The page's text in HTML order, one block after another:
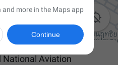

National Aviation
more in the Maps app
Continue